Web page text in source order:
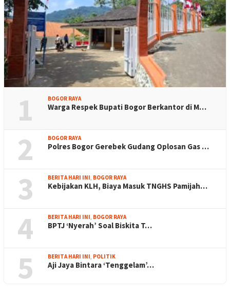
1 BOGOR RAYA
Warga Respek Bupati Bogor Berkantor di M…
2 BOGOR RAYA
Polres Bogor Gerebek Gudang Oplosan Gas …
3 BERITA HARI INI, BOGOR RAYA
Kebijakan KLH, Biaya Masuk TNGHS Pamijah…
4 BERITA HARI INI, BOGOR RAYA
BPTJ ‘Nyerah’ Soal Biskita T…
5 BERITA HARI INI, POLITIK
Aji Jaya Bintara ‘Tenggelam’…